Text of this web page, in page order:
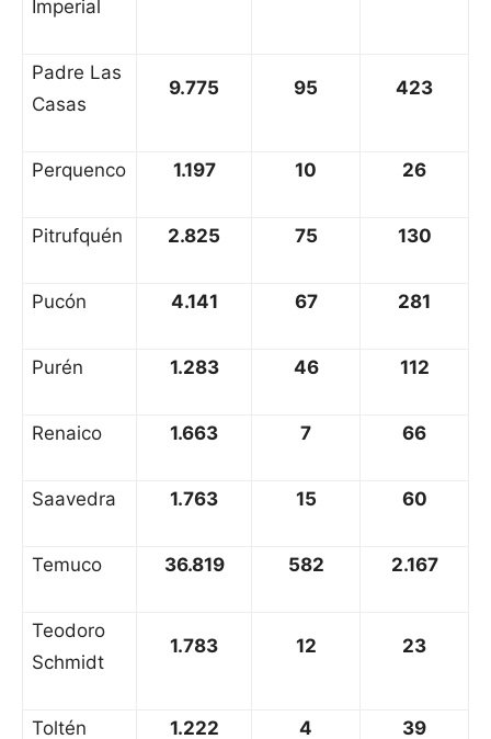
Imperial
Padre Las
Casas
9.775 95 423
Perquenco 1.197 10 26
Pitrufquén 2.825 75 130
Pucón 4.141 67 281
Purén 1.283 46 112
Renaico 1.663 7 66
Saavedra 1.763 15 60
Temuco 36.819 582 2.167
Teodoro
Schmidt
1.783 12 23
Toltén 1.222 4 39